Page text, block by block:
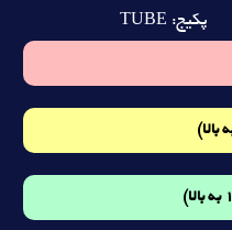
پکیج: TUBE